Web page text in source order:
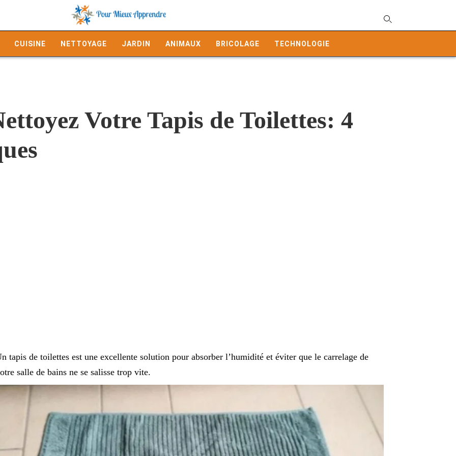
CUISINE NETTOYAGE JARDIN ANIMAUX BRICOLAGE TECHNOLOGIE
Votre Tapis de Toilettes: 4
tapis de toilettes est une excellente solution pour absorber l’humidité et éviter que le carrelage de
salle de bains ne se salisse trop vite.